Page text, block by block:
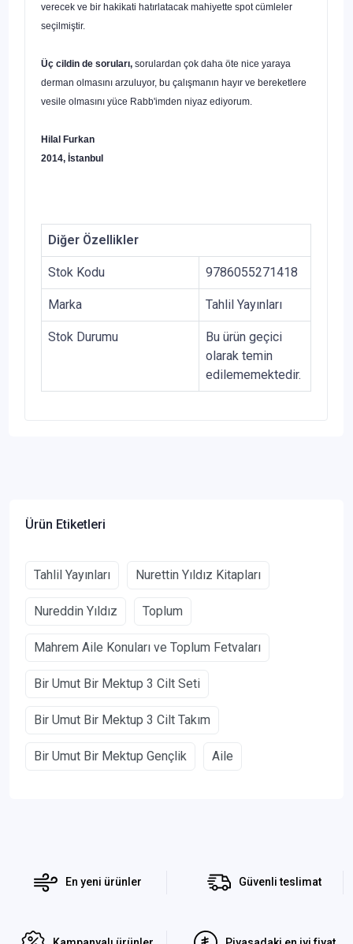
verecek ve bir hakikati hatırlatacak mahiyette spot cümleler
seçilmiştir.
Üç cildin de soruları, sorulardan çok daha öte nice yaraya
derman olmasını arzuluyor, bu çalışmanın hayır ve bereketlere
vesile olma­sını yüce Rabb'imden niyaz ediyorum.
Hilal Furkan
2014, İstanbul
Diğer Özellikler
Stok Kodu 9786055271418
Marka Tahlil Yayınları
Stok Durumu
Bu ürün geçici
olarak temin
edilememektedir.
Ürün Etiketleri
Tahlil Yayınları Nurettin Yıldız Kitapları
Nureddin Yıldız Toplum
Mahrem Aile Konuları ve Toplum Fetvaları
Bir Umut Bir Mektup 3 Cilt Seti
Bir Umut Bir Mektup 3 Cilt Takım
Bir Umut Bir Mektup Gençlik Aile
En yeni ürünler Güvenli teslimat